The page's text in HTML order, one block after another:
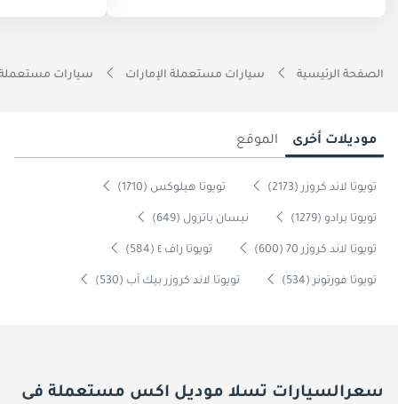
الصفحة الرئيسية سيارات مستعملة الإمارات سيارات
موديلات أخرى الموقع
تويوتا لاند كروزر (2173) تويوتا هيلوكس (1710)
تويوتا برادو (1279) نيسان باترول (649)
تويوتا لاند كروزر 70 (600) تويوتا راف ٤ (584)
تويوتا فورتونر (534) تويوتا لاند كروزر بيك آب (530)
سعرالسيارات تسلا موديل اكس مستعملة فى